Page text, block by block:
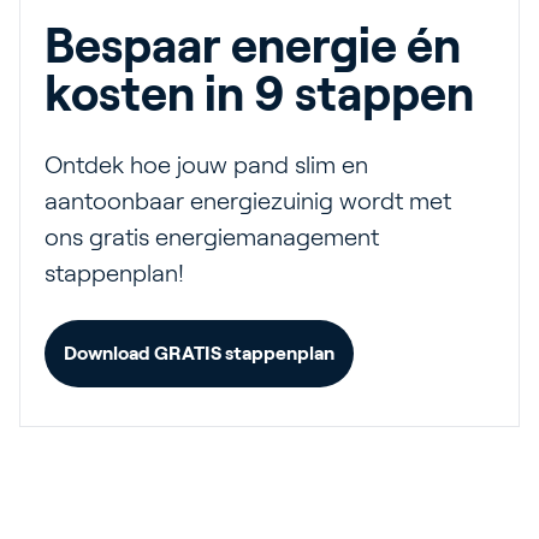
Bespaar energie én
kosten in 9 stappen
Ontdek hoe jouw pand slim en
aantoonbaar energiezuinig wordt met
ons gratis energiemanagement
stappenplan!
Download GRATIS stappenplan